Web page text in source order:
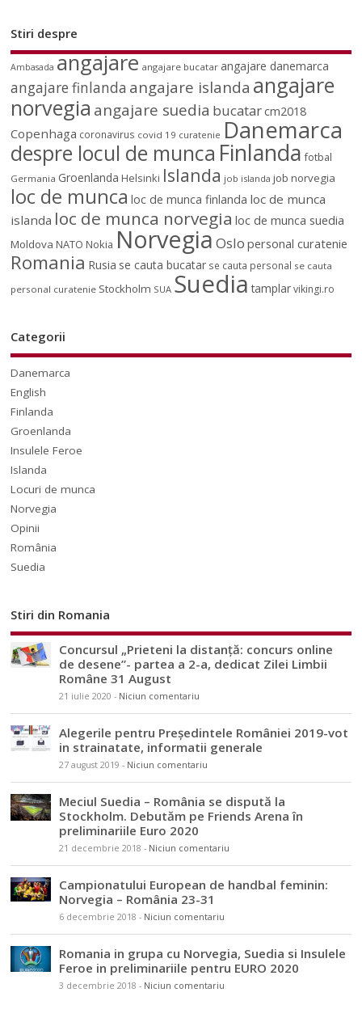
Stiri despre
Ambasada angajare angajare bucatar angajare danemarca
angajare finlanda angajare islanda angajare
norvegia angajare suedia bucatarcm2018
Copenhaga coronavirus covid 19 curatenie Danemarca
despre locul de munca Finlanda fotbal
Germania Groenlanda Helsinki Islanda job islanda job norvegia
loc de munca loc de munca finlanda loc de munca
islanda loc de munca norvegia loc de munca suedia
Moldova NATO Nokia NorvegiaOslo personal curatenie
Romania Rusia se cauta bucatar se cauta personal se cauta
personal curatenie Stockholm SUA Suedia tamplar vikingi.ro
Categorii
Danemarca
English
Finlanda
Groenlanda
Insulele Feroe
Islanda
Locuri de munca
Norvegia
Opinii
România
Suedia
Stiri din Romania
Concursul „Prieteni la distanță: concurs online
de desene”- partea a 2-a, dedicat Zilei Limbii
Române 31 August
21 iulie 2020 - Niciun comentariu
Alegerile pentru Președintele României 2019-vot
in strainatate, informatii generale
27 august 2019 - Niciun comentariu
Meciul Suedia – România se dispută la
Stockholm. Debutăm pe Friends Arena în
preliminariile Euro 2020
21 decembrie 2018 - Niciun comentariu
Campionatului European de handbal feminin:
Norvegia – România 23-31
6 decembrie 2018 - Niciun comentariu
Romania in grupa cu Norvegia, Suedia si Insulele
Feroe in preliminariile pentru EURO 2020
3 decembrie 2018 - Niciun comentariu